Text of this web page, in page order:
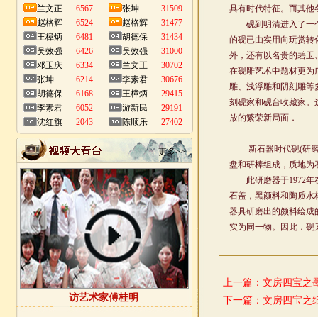
兰文正
6567
赵格辉
6524
王樟炳
6481
吴效强
6426
邓玉庆
6334
张坤
6214
胡德保
6168
李素君
6052
沈红旗
2043
张坤
31509
赵格辉
31477
胡德保
31434
吴效强
31000
兰文正
30702
李素君
30676
王樟炳
29415
游新民
29191
陈顺乐
27402
更多>>
访艺术家傅桂明
上一篇： 文房四宝之
下一篇： 文房四宝之